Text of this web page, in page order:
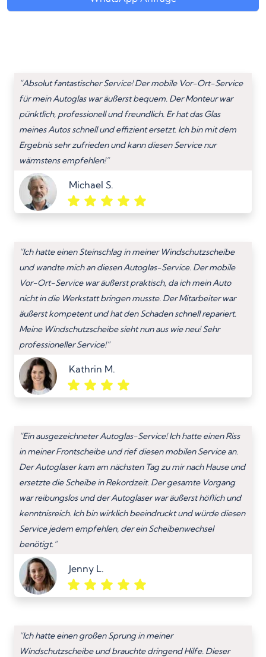
“Absolut fantastischer Service! Der mobile Vor-Ort-Service
für mein Autoglas war äußerst bequem. Der Monteur war
pünktlich, professionell und freundlich. Er hat das Glas
meines Autos schnell und effizient ersetzt. Ich bin mit dem
Ergebnis sehr zufrieden und kann diesen Service nur
wärmstens empfehlen!”
Michael S.
“Ich hatte einen Steinschlag in meiner Windschutzscheibe
und wandte mich an diesen Autoglas-Service. Der mobile
Vor-Ort-Service war äußerst praktisch, da ich mein Auto
nicht in die Werkstatt bringen musste. Der Mitarbeiter war
äußerst kompetent und hat den Schaden schnell repariert.
Meine Windschutzscheibe sieht nun aus wie neu! Sehr
professioneller Service!”
Kathrin M.
“Ein ausgezeichneter Autoglas-Service! Ich hatte einen Riss
in meiner Frontscheibe und rief diesen mobilen Service an.
Der Autoglaser kam am nächsten Tag zu mir nach Hause und
ersetzte die Scheibe in Rekordzeit. Der gesamte Vorgang
war reibungslos und der Autoglaser war äußerst höflich und
kenntnisreich. Ich bin wirklich beeindruckt und würde diesen
Service jedem empfehlen, der ein Scheibenwechsel
benötigt.”
Jenny L.
“Ich hatte einen großen Sprung in meiner
Windschutzscheibe und brauchte dringend Hilfe. Dieser